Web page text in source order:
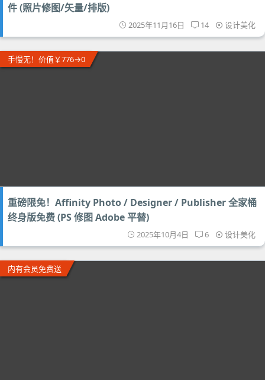
件 (照片修图/矢量/排版)
2025年11月16日 14 设计美化
手慢无！价值￥776→0
重磅限免！Affinity Photo / Designer / Publisher 全家桶
终身版免费 (PS 修图 Adobe 平替)
2025年10月4日 6 设计美化
内有会员免费送